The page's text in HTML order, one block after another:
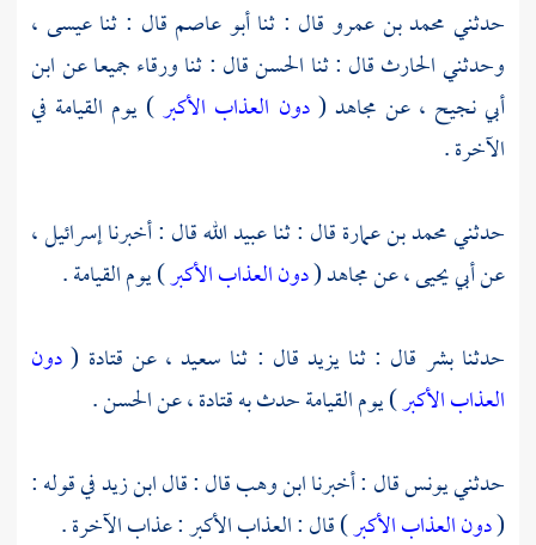
حدثني محمد بن عمرو قال : ثناأبو عاصم قال : ثناعيسى ،
وحدثنيالحارثقال : ثنا الحسنقال : ثناورقاءجميعا عنابن
أبي نجيح ،عن مجاهد (دون العذاب الأكبر) يوم القيامة في
الآخرة .
حدثنيمحمد بن عمارةقال : ثناعبيد اللهقال : أخبرناإسرائيل ،
عنأبي يحيى ،عنمجاهد(دون العذاب الأكبر) يوم القيامة .
حدثنابشر قال : ثنايزيد قال : ثنا سعيد ،عن قتادة (دون
العذاب الأكبر) يوم القيامة حدث بهقتادة ،عنالحسن.
حدثنييونسقال : أخبرناابن وهبقال : قالابن زيدفي قوله :
(دون العذاب الأكبر) قال : العذاب الأكبر : عذاب الآخرة .